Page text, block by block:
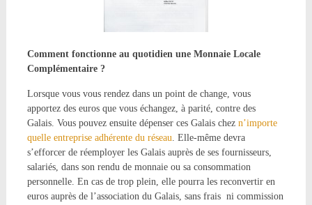
Comment fonctionne au quotidien une Monnaie Locale
Complémentaire ?
Lorsque vous vous rendez dans un point de change, vous
apportez des euros que vous échangez, à parité, contre des
Galais. Vous pouvez ensuite dépenser ces Galais chez n’importe
quelle entreprise adhérente du réseau. Elle-même devra
s’efforcer de réemployer les Galais auprès de ses fournisseurs,
salariés, dans son rendu de monnaie ou sa consommation
personnelle. En cas de trop plein, elle pourra les reconvertir en
euros auprès de l’association du Galais, sans frais ni commission